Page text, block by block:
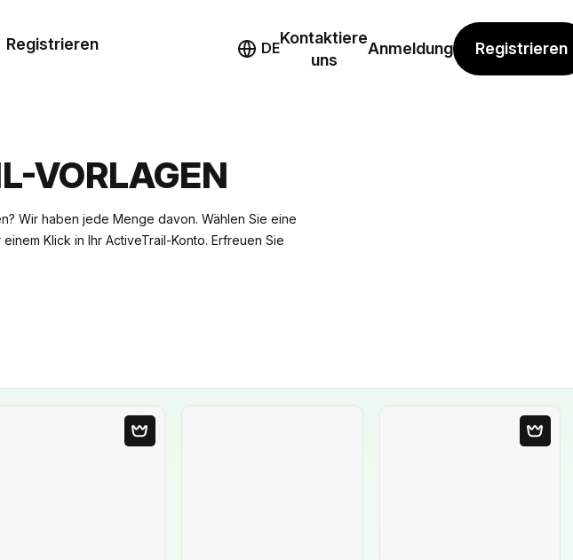
Registrieren DE
Kontaktiere
uns
Anmeldung Registrieren
VORLAGEN
Wir haben jede Menge davon. Wählen Sie eine
Klick in Ihr ActiveTrail-Konto. Erfreuen Sie